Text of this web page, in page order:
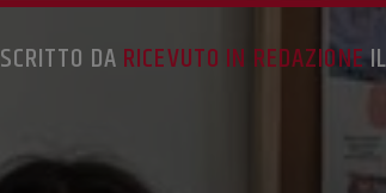
SCRITTO DA RICEVUTO IN REDAZIONE